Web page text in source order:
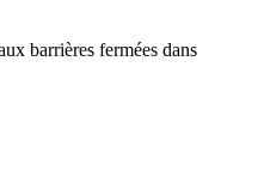
barrières fermées dans